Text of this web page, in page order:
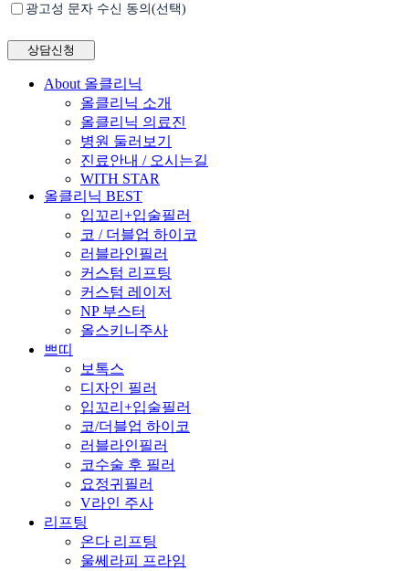
Untitled
광고성 문자 수신 동의(선택)
Close
About 올클리닉
올클리닉 소개
올클리닉 의료진
병원 둘러보기
진료안내 / 오시는길
WITH STAR
올클리닉 BEST
입꼬리+입술필러
코 / 더블업 하이코
러블라인필러
커스텀 리프팅
커스텀 레이저
NP 부스터
올스키니주사
쁘띠
보톡스
디자인 필러
입꼬리+입술필러
코/더블업 하이코
러블라인필러
코수술 후 필러
요정귀필러
V라인 주사
리프팅
온다 리프팅
울쎄라피 프라임